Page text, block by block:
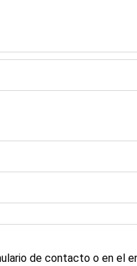
de contacto o en el